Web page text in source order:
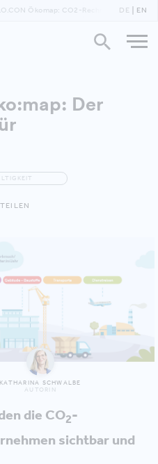
Ökomap: CO2-Rechner fürDE EN
Der
TEILEN
KATHARINA SCHWALBE
AUTORIN
die CO2-
sichtbar und